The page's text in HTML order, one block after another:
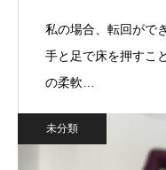
私の場合、転回がで
手と足で床を押すこ
の柔軟…
未分類